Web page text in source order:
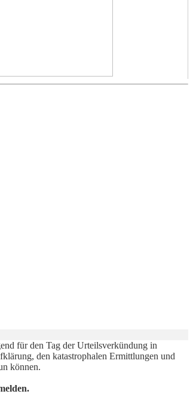
für den Tag der Urteilsverkündung in
den katastrophalen Ermittlungen und
können.